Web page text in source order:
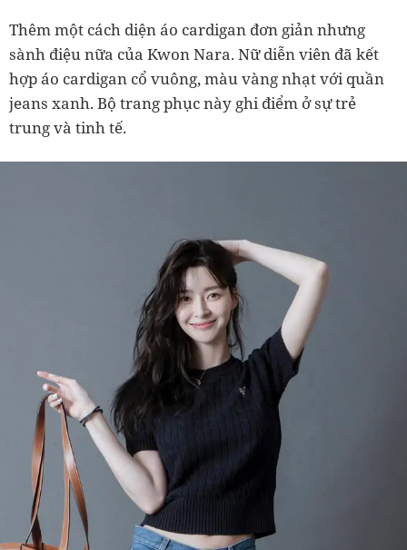
Thêm một cách diện áo cardigan đơn giản nhưng
sành điệu nữa của Kwon Nara. Nữ diễn viên đã kết
hợp áo cardigan cổ vuông, màu vàng nhạt với quần
jeans xanh. Bộ trang phục này ghi điểm ở sự trẻ
trung và tinh tế.